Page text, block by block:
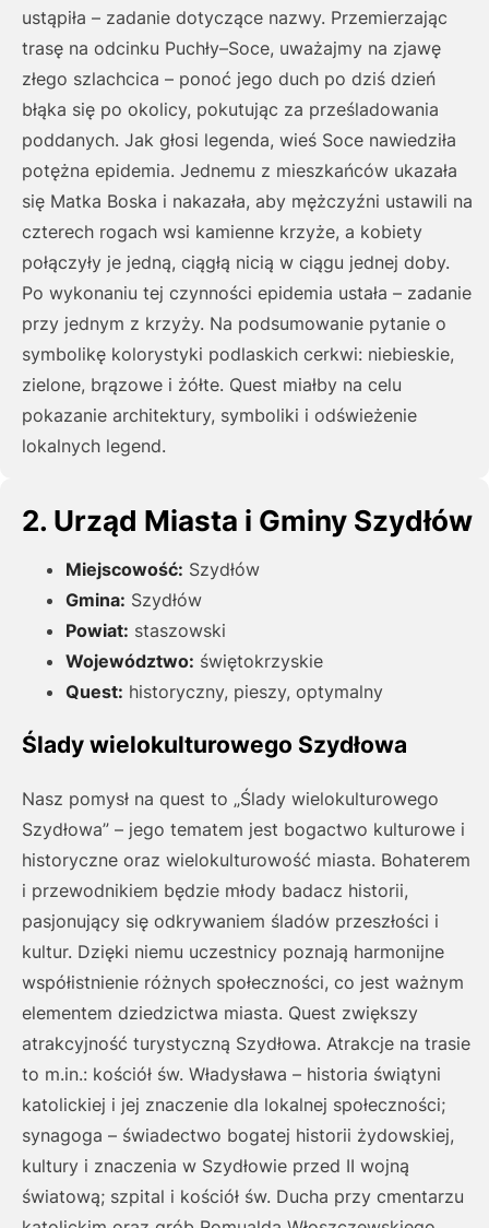
ustąpiła – zadanie dotyczące nazwy. Przemierzając
trasę na odcinku Puchły–Soce, uważajmy na zjawę
złego szlachcica – ponoć jego duch po dziś dzień
błąka się po okolicy, pokutując za prześladowania
poddanych. Jak głosi legenda, wieś Soce nawiedziła
potężna epidemia. Jednemu z mieszkańców ukazała
się Matka Boska i nakazała, aby mężczyźni ustawili na
czterech rogach wsi kamienne krzyże, a kobiety
połączyły je jedną, ciągłą nicią w ciągu jednej doby.
Po wykonaniu tej czynności epidemia ustała – zadanie
przy jednym z krzyży. Na podsumowanie pytanie o
symbolikę kolorystyki podlaskich cerkwi: niebieskie,
zielone, brązowe i żółte. Quest miałby na celu
pokazanie architektury, symboliki i odświeżenie
lokalnych legend.
2. Urząd Miasta i Gminy Szydłów
Miejscowość: Szydłów
Gmina: Szydłów
Powiat: staszowski
Województwo: świętokrzyskie
Quest: historyczny, pieszy, optymalny
Ślady wielokulturowego Szydłowa
Nasz pomysł na quest to „Ślady wielokulturowego
Szydłowa” – jego tematem jest bogactwo kulturowe i
historyczne oraz wielokulturowość miasta. Bohaterem
i przewodnikiem będzie młody badacz historii,
pasjonujący się odkrywaniem śladów przeszłości i
kultur. Dzięki niemu uczestnicy poznają harmonijne
współistnienie różnych społeczności, co jest ważnym
elementem dziedzictwa miasta. Quest zwiększy
atrakcyjność turystyczną Szydłowa. Atrakcje na trasie
to m.in.: kościół św. Władysława – historia świątyni
katolickiej i jej znaczenie dla lokalnej społeczności;
synagoga – świadectwo bogatej historii żydowskiej,
kultury i znaczenia w Szydłowie przed II wojną
światową; szpital i kościół św. Ducha przy cmentarzu